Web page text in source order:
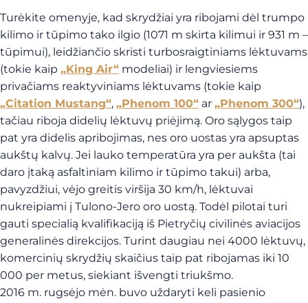
Turėkite omenyje, kad skrydžiai yra ribojami dėl trumpo
kilimo ir tūpimo tako ilgio (1071 m skirta kilimui ir 931 m –
tūpimui), leidžiančio skristi turbosraigtiniams lėktuvams
(tokie kaip „King Air“ modeliai) ir lengviesiems
privačiams reaktyviniams lėktuvams (tokie kaip
„Citation Mustang“, „Phenom 100“ ar „Phenom 300“),
tačiau riboja didelių lėktuvų priėjimą. Oro sąlygos taip
pat yra didelis apribojimas, nes oro uostas yra apsuptas
aukštų kalvų. Jei lauko temperatūra yra per aukšta (tai
daro įtaką asfaltiniam kilimo ir tūpimo takui) arba,
pavyzdžiui, vėjo greitis viršija 30 km/h, lėktuvai
nukreipiami į Tulono-Jero oro uostą. Todėl pilotai turi
gauti specialią kvalifikaciją iš Pietryčių civilinės aviacijos
generalinės direkcijos. Turint daugiau nei 4000 lėktuvų,
komercinių skrydžių skaičius taip pat ribojamas iki 10
000 per metus, siekiant išvengti triukšmo.
2016 m. rugsėjo mėn. buvo uždaryti keli pasienio